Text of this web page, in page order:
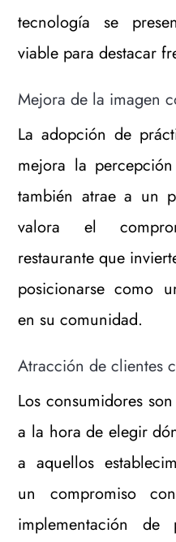
tecnología se
viable para destacar
Mejora de la imagen
La adopción de
mejora la
también atrae a un
valora el
restaurante que
posicionarse como
en su comunidad.
Atracción de clientes
Los consumidores
a la hora de elegir
a aquellos
un compromiso
implementación de